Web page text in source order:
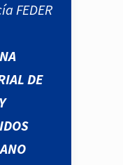
FEDER
DE